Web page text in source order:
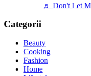
♬ Don't Let
Categorii
Beauty
Cooking
Fashion
Home